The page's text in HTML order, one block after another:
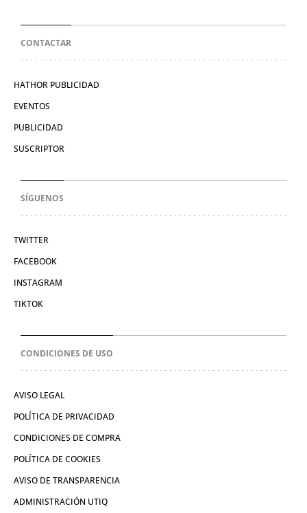
CONTACTAR
HATHOR PUBLICIDAD
EVENTOS
PUBLICIDAD
SUSCRIPTOR
SÍGUENOS
TWITTER
FACEBOOK
INSTAGRAM
TIKTOK
CONDICIONES DE USO
AVISO LEGAL
POLÍTICA DE PRIVACIDAD
CONDICIONES DE COMPRA
POLÍTICA DE COOKIES
AVISO DE TRANSPARENCIA
ADMINISTRACIÓN UTIQ